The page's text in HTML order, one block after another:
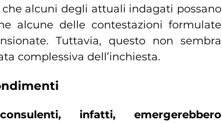
alcuni degli attuali indagati possano
alcune delle contestazioni formulate
Tuttavia, questo non sembra
complessiva dell’inchiesta.
infatti, emergerebbero